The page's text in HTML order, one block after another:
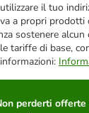
il tuo
a propri prodotti
sostenere
tariffe di base,
perderti